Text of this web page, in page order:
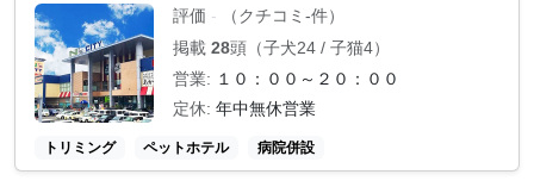
評価 -
（クチコミ-件）
掲載 28頭（子犬24 / 子猫4）
営業: １０：００～２０：００
定休: 年中無休営業
トリミング ペットホテル 病院併設